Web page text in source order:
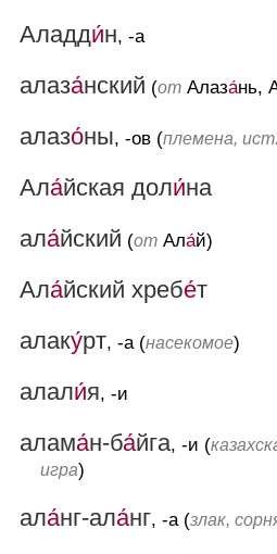
Аладди́н, -а
алаза́нский (от Алаза́нь,
алазо́ны, -ов (племена, ист.
Ала́йская доли́на
ала́йский (от Ала́й)
Ала́йский хребе́т
алаку́рт, -а (насекомое)
алали́я, -и
алама́н-ба́йга, -и (
игра)
ала́нг-ала́нг, -а (злак,